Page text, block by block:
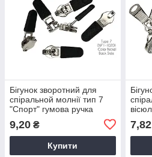
Бігунок зворотний для
спіральной молнії тип 7
"Спорт" гумова ручка
9,20 ₴
Купити
7,82